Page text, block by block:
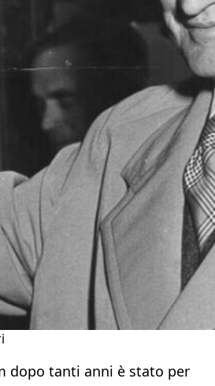
dopo tanti anni è stato per